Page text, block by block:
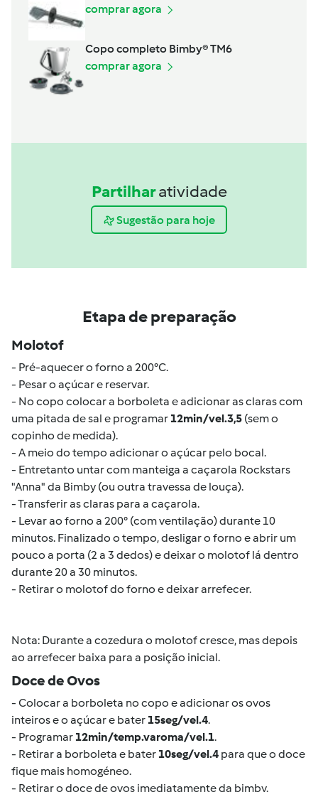
comprar agora
Copo completo Bimby® TM6
comprar agora
Partilharatividade
Sugestão para hoje
Etapa de preparação
Molotof
- Pré-aquecer o forno a 200°C.
- Pesar o açúcar e reservar.
- No copo colocar a borboleta e adicionar as claras com
uma pitada de sal e programar 12min/vel.3,5 (sem o
copinho de medida).
- A meio do tempo adicionar o açúcar pelo bocal.
- Entretanto untar com manteiga a caçarola Rockstars
"Anna" da Bimby (ou outra travessa de louça).
- Transferir as claras para a caçarola.
- Levar ao forno a 200° (com ventilação) durante 10
minutos. Finalizado o tempo, desligar o forno e abrir um
pouco a porta (2 a 3 dedos) e deixar o molotof lá dentro
durante 20 a 30 minutos.
- Retirar o molotof do forno e deixar arrefecer.
Nota: Durante a cozedura o molotof cresce, mas depois
ao arrefecer baixa para a posição inicial.
Doce de Ovos
- Colocar a borboleta no copo e adicionar os ovos
inteiros e o açúcar e bater 15seg/vel.4.
- Programar 12min/temp.varoma/vel.1.
- Retirar a borboleta e bater 10seg/vel.4 para que o doce
fique mais homogéneo.
- Retirar o doce de ovos imediatamente da bimby.